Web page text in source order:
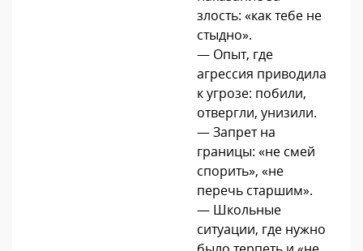
злость: «как тебе не
стыдно».
— Опыт, где
агрессия приводила
к угрозе: побили,
отвергли, унизили.
— Запрет на
границы: «не смей
спорить», «не
перечь старшим».
— Школьные
ситуации, где нужно